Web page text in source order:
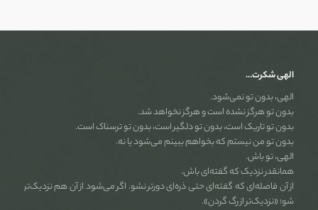
الهی شکرت…
الهی، بدون تو نمی‌شود.
بدون تو هرگز نشده است و هرگز نخواهد شد.
بدون تو تاریک است، بدون تو دلگیر است، بدون تو ترسناک است.
بدون تو من نیستم که بخواهم ببینم می‌شود یا نه.
الهی، تو باش.
همانقدر نزدیک که گفته‌ای باش.
از آن فاصله‌ای که گفته‌ای حتی ذره‌ای دورتر نشو. اگر می‌شود از آن هم نزدیک‌تر
شو؛ «نزدیک‌تر از رگ گردن».